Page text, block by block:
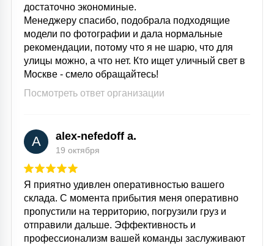
достаточно экономиные.
Менеджеру спасибо, подобрала подходящие
модели по фотографии и дала нормальные
рекомендации, потому что я не шарю, что для
улицы можно, а что нет. Кто ищет уличный свет в
Москве - смело обращайтесь!
Посмотреть ответ организации
A alex-nefedoff a.
19 октября
Я приятно удивлен оперативностью вашего
склада. С момента прибытия меня оперативно
пропустили на территорию, погрузили груз и
отправили дальше. Эффективность и
профессионализм вашей команды заслуживают